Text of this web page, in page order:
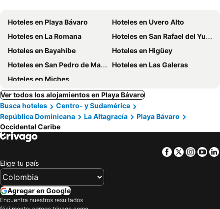
Hoteles en Playa Bávaro
Hoteles en Uvero Alto
Hoteles en La Romana
Hoteles en San Rafael del Yuma
Hoteles en Bayahibe
Hoteles en Higüey
Hoteles en San Pedro de Macoris
Hoteles en Las Galeras
Hoteles en Miches
Ver todos los alojamientos en Playa Bávaro
Busca hoteles
Centro- y Sudamérica
República Dominicana
La Altagracía
Playa Bávaro
Occidental Caribe
Facebook
Twitter
Elige tu país
Agregar en Google
Encuentra nuestros resultados